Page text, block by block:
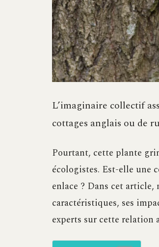
L’imaginaire collectif
cottages anglais ou de
Pourtant, cette plante
écologistes. Est-elle une
enlace ? Dans cet article,
caractéristiques, ses
experts sur cette relation